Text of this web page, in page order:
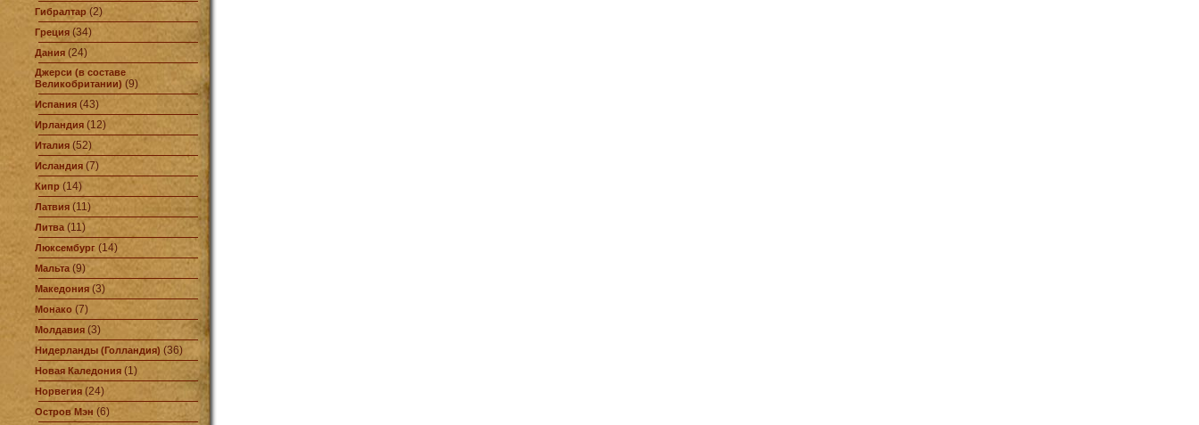
Гибралтар (2)
Греция (34)
Дания (24)
Джерси (в составе
Великобритании) (9)
Испания (43)
Ирландия (12)
Италия (52)
Исландия (7)
Кипр (14)
Латвия (11)
Литва(11)
Люксембург (14)
Мальта (9)
Македония (3)
Монако (7)
Молдавия (3)
Нидерланды (Голландия) (36)
Новая Каледония (1)
Норвегия (24)
Остров Мэн (6)